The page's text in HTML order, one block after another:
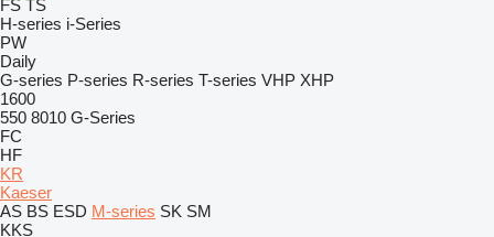
FS TS
H-series i-Series
PW
Daily
G-series P-series R-series T-series VHP XHP
1600
550 8010 G-Series
FC
HF
KR
Kaeser
AS BS ESD M-series SK SM
KKS